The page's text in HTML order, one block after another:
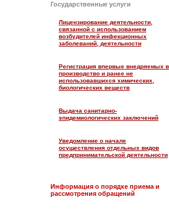
Государственные услуги
Лицензирование деятельности,
связанной с использованием
возбудителей инфекционных
заболеваний, деятельности
Регистрация впервые внедряемых в
производство и ранее не
использовавшихся химических,
биологических веществ
Выдача санитарно-
эпидемиологических заключений
Уведомление о начале
осуществления отдельных видов
предпринимательской деятельности
Информация о порядке приема и
рассмотрения обращений